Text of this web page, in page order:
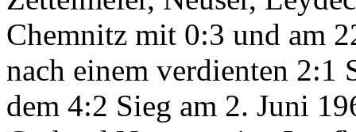
Chemnitz mit 0:3 und am
nach einem verdienten 2:1
dem 4:2 Sieg am 2. Juni